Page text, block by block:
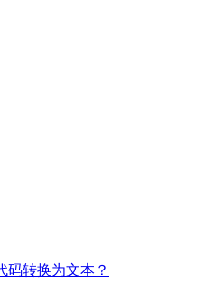
码转换为文本？